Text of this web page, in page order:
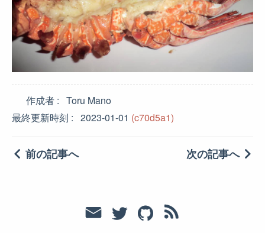
作成者
Toru Mano
最終更新時刻
2023-01-01 (c70d5a1)
前の記事へ 次の記事へ